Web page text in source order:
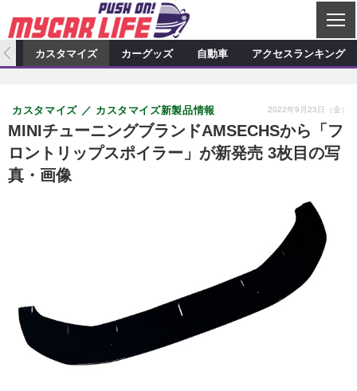
C
L
S
カーオーディオ
プロショップ検索
カーオーディオニュース デモカー製作記
その他
カスタマイズ特集記事 カスタマイズ新製品情報
カスタマイズニュース
カーグッズ
カーグッズ特集記事 カーグッズ新製品情報
カーグッズニュース
自動車
カスタマイズ カーグッズ 自動車 アクセスランキング
MINIチューニングブランドAMSECHSから「フ
ロントリップスポイラー」が新発売 3枚目の写
真・画像
カスタマイズ カスタマイズ新製品情報 2022年9月23日（金）